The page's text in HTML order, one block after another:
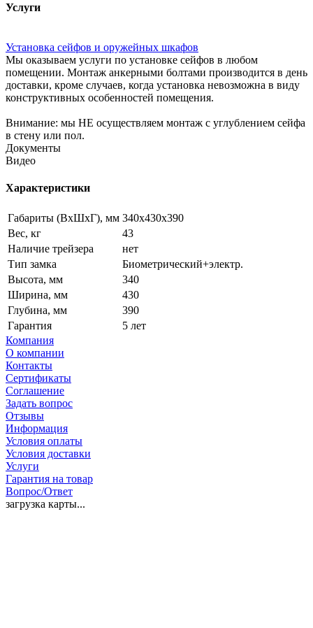
Услуги
Установка сейфов и оружейных шкафов
Мы оказываем услуги по установке сейфов в любом
помещении. Монтаж анкерными болтами производится в день
доставки, кроме случаев, когда установка невозможна в виду
конструктивных особенностей помещения.
Внимание: мы НЕ осуществляем монтаж с углублением сейфа
в стену или пол.
Документы
Видео
Характеристики
Габариты (ВxШxГ), мм 340x430x390
Вес, кг
43
Наличие трейзера
нет
Тип замка
Биометрический+электр.
Высота, мм
340
Ширина, мм
430
Глубина, мм
390
Гарантия
5 лет
Компания
О компании
Контакты
Сертификаты
Соглашение
Задать вопрос
Отзывы
Информация
Условия оплаты
Условия доставки
Услуги
Гарантия на товар
Вопрос/Ответ
загрузка карты...